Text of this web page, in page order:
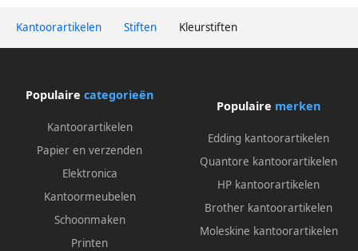
Kantoorartikelen Stiften Kleurstiften
Populaire categorieën
Kantoorartikelen
Papier en verzenden
Elektronica
Kantoormeubelen
Schoonmaken
Printen
Populaire merken
Edding kantoorartikelen
Quantore kantoorartikelen
HP kantoorartikelen
Brother kantoorartikelen
Moleskine kantoorartikelen